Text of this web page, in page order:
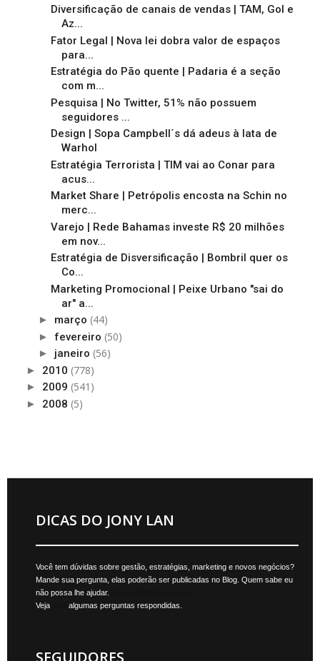
Diversificação de canais de vendas | TAM, Gol e
Az...
Fator Legal | Nova lei dobra valor de espaços
para...
Estratégia do Pão quente | Padaria é a seção
com m...
Pesquisa | No Twitter, 51% não possuem
seguidores ...
Design | Sopa Campbell´s dá adeus à lata de
Warhol
Estratégia Terrorista | TIM vai ao Conar para
acus...
Market Share | Petrópolis encosta na Schin no
merc...
Varejo | Rede Bahamas investe R$ 20 milhões
em nov...
Estratégia de Disversificação | Bombril quer os
Co...
Marketing Promocional | Peixe Urbano "sai do
ar" a...
► março (44)
► fevereiro (50)
► janeiro (56)
► 2010 (778)
► 2009 (541)
► 2008 (5)
DICAS DO JONY LAN
Você tem dúvidas sobre gestão, estratégias, marketing e novos negócios?
Mande sua pergunta, elas poderão ser publicadas no Blog. Quem sabe eu
não possa lhe ajudar.
Veja
algumas perguntas respondidas.